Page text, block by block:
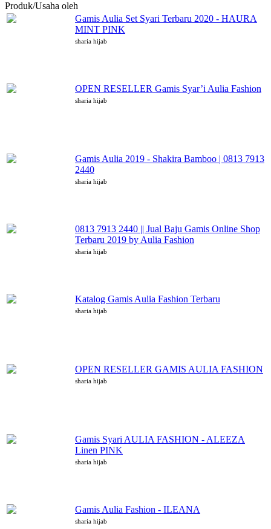
Produk/Usaha oleh
Gamis Aulia Set Syari Terbaru 2020 - HAURA
MINT PINK
sharia hijab
OPEN RESELLER Gamis Syar’i Aulia Fashion
sharia hijab
Gamis Aulia 2019 - Shakira Bamboo | 0813 7913
2440
sharia hijab
0813 7913 2440 || Jual Baju Gamis Online Shop
Terbaru 2019 by Aulia Fashion
sharia hijab
Katalog Gamis Aulia Fashion Terbaru
sharia hijab
OPEN RESELLER GAMIS AULIA FASHION
sharia hijab
Gamis Syari AULIA FASHION - ALEEZA
Linen PINK
sharia hijab
Gamis Aulia Fashion - ILEANA
sharia hijab